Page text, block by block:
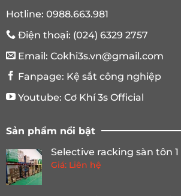
Hotline: 0988.663.981
Điện thoại: (024) 6329 2757
Email: Cokhi3s.vn@gmail.com
Fanpage: Kệ sắt công nghiệp
Youtube: Cơ Khí 3s Official
Sản phẩm nổi bật
Selective racking sàn tôn
Giá: Liên hệ